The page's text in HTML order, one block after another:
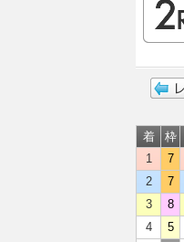
着 枠
1
7
2
7
3
8
4
5